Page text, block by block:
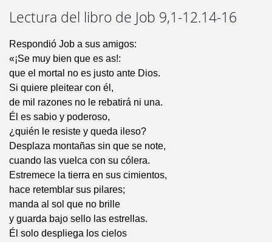
Lectura del libro de Job 9,1-12.14-16
Respondió Job a sus amigos:
«¡Se muy bien que es as!:
que el mortal no es justo ante Dios.
Si quiere pleitear con él,
de mil razones no le rebatirá ni una.
Él es sabio y poderoso,
¿quién le resiste y queda ileso?
Desplaza montañas sin que se note,
cuando las vuelca con su cólera.
Estremece la tierra en sus cimientos,
hace retemblar sus pilares;
manda al sol que no brille
y guarda bajo sello las estrellas.
Él solo despliega los cielos